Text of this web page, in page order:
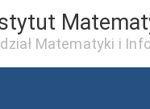
Matematyki i